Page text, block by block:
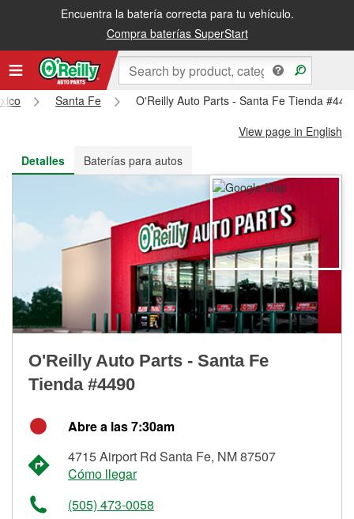
Encuentra la batería correcta para tu vehículo.
Compra baterías SuperStart
Recibe tu orden gratis al día siguiente o recógela en la tienda
Santa Fe
O'Reilly Auto Parts - Santa Fe Tienda
View page in English
Detalles
Baterías para autos
O'Reilly Auto Parts - Santa Fe
Tienda #4490
Abre a las 7:30am
4715 Airport Rd Santa Fe, NM 87507
Cómo llegar
(505) 473-0058